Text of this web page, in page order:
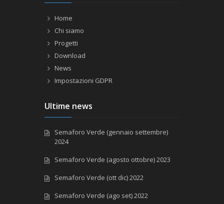
Home
Chi siamo
Progetti
Download
News
Impostazioni GDPR
Ultime news
Semaforo Verde (gennaio settembre)
2024
Semaforo Verde (agosto ottobre) 2023
Semaforo Verde (ott dic) 2022
Semaforo Verde (ago set) 2022